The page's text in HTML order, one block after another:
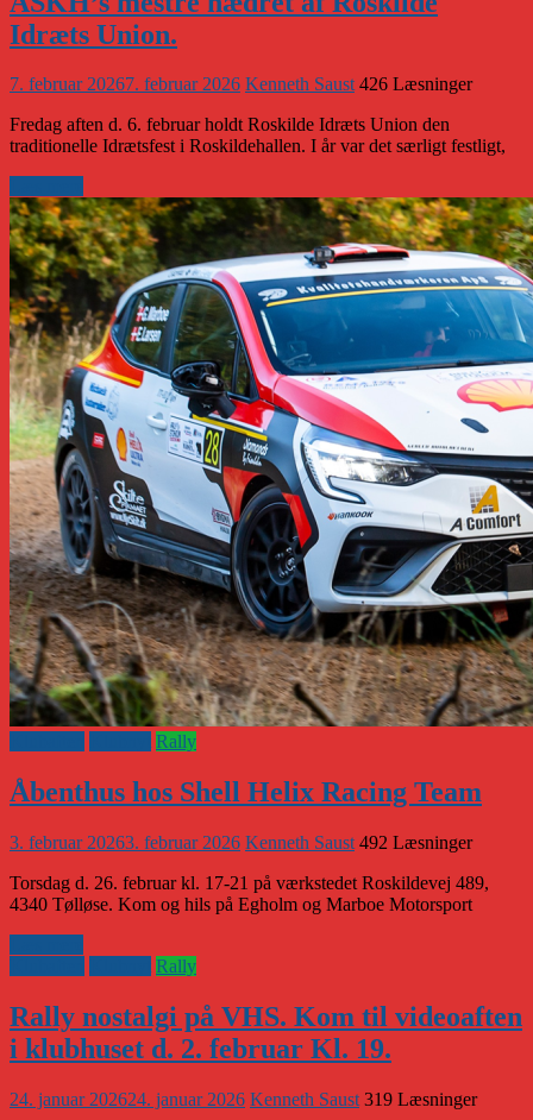
Idræts Union.
7. februar 20267. februar 2026 Kenneth Saust 426 Læsninger
Fredag aften d. 6. februar holdt Roskilde Idræts Union den
traditionelle Idrætsfest i Roskildehallen. I år var det særligt festligt,
Rally
Åbenthus hos Shell Helix Racing Team
3. februar 20263. februar 2026 Kenneth Saust 492 Læsninger
Torsdag d. 26. februar kl. 17-21 på værkstedet Roskildevej 489,
4340 Tølløse. Kom og hils på Egholm og Marboe Motorsport
Rally
Rally nostalgi på VHS. Kom til videoaften
i klubhuset d. 2. februar Kl. 19.
24. januar 202624. januar 2026 Kenneth Saust 319 Læsninger